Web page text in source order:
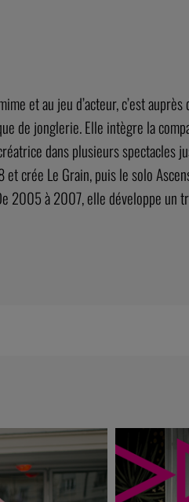
et au jeu d’acteur, c’est
de jonglerie. Elle intègre la
dans plusieurs spectacles
crée Le Grain, puis le solo
2005 à 2007, elle développe un